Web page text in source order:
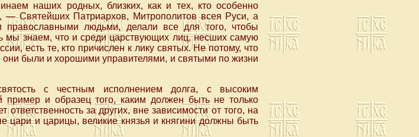
наших родных, близких, как и тех, кто особенно
— Святейших Патриархов, Митрополитов всея Руси, а
людьми, делали все для того, чтобы
мы знаем, что и среди царствующих лиц, несших самую
есть те, кто причислен к лику святых. Не потому, что
были и хорошими управителями, и святыми по жизни
с честным исполнением долга, с высоким
пример и образец того, каким должен быть не только
за других, вне зависимости от того, на
цари и царицы, великие князья и княгини должны быть